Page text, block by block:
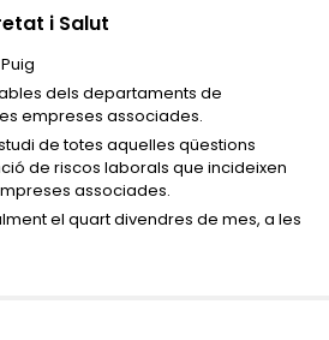
i Salut
dels departaments de
empreses associades.
de totes aquelles qüestions
de riscos laborals que incideixen
associades.
el quart divendres de mes, a les